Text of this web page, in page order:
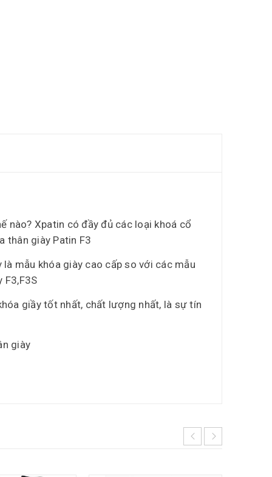
nào? Xpatin có đầy đủ các loại khoá cổ
thân giày Patin F3
mẫu khóa giày cao cấp so với các mẫu
F3,F3S
giầy tốt nhất, chất lượng nhất, là sự tín
giày